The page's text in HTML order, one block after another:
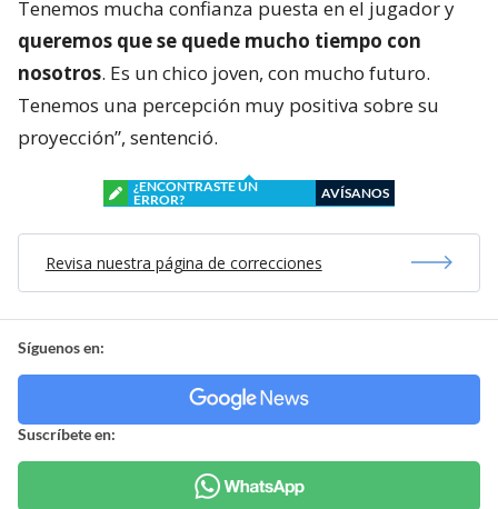
Tenemos mucha confianza puesta en el jugador y
queremos que se quede mucho tiempo con
nosotros. Es un chico joven, con mucho futuro.
Tenemos una percepción muy positiva sobre su
proyección”, sentenció.
¿ENCONTRASTE UN
ERROR?
AVÍSANOS
Revisa nuestra página de correcciones
Síguenos en:
Suscríbete en: